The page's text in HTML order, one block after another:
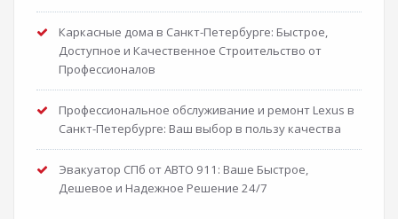
Каркасные дома в Санкт-Петербурге: Быстрое,
Доступное и Качественное Строительство от
Профессионалов
Профессиональное обслуживание и ремонт Lexus в
Санкт-Петербурге: Ваш выбор в пользу качества
Эвакуатор СПб от АВТО 911: Ваше Быстрое,
Дешевое и Надежное Решение 24/7